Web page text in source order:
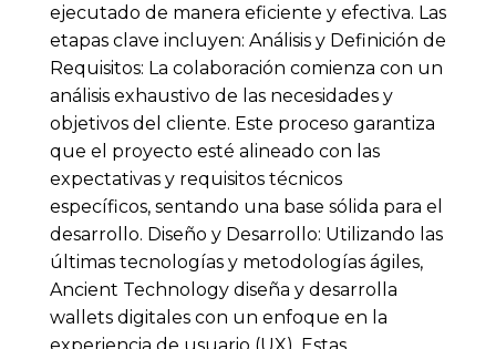
ejecutado de manera eficiente y efectiva. Las
etapas clave incluyen: Análisis y Definición de
Requisitos: La colaboración comienza con un
análisis exhaustivo de las necesidades y
objetivos del cliente. Este proceso garantiza
que el proyecto esté alineado con las
expectativas y requisitos técnicos
específicos, sentando una base sólida para el
desarrollo. Diseño y Desarrollo: Utilizando las
últimas tecnologías y metodologías ágiles,
Ancient Technology diseña y desarrolla
wallets digitales con un enfoque en la
experiencia de usuario (UX). Estas